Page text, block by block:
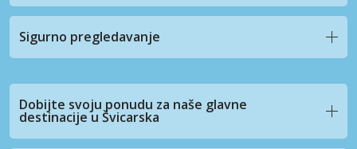
Sigurno pregledavanje
Dobijte svoju ponudu za naše glavne
destinacije u Švicarska